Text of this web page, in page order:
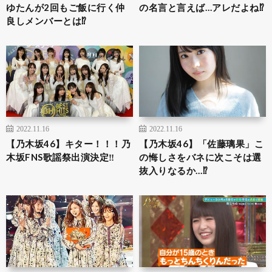
ゆたんが2回もご飯に行く仲
良しメンバーとは⁉︎
の名言と言えば…アレだよね⁉︎
2022.11.16
【乃木坂46】キター！！！乃
木坂FNS歌謡祭出演決定‼︎
2022.11.16
【乃木坂46】「佐藤璃果」こ
の悔しさをバネに次こそは選
抜入りなるか…⁉︎